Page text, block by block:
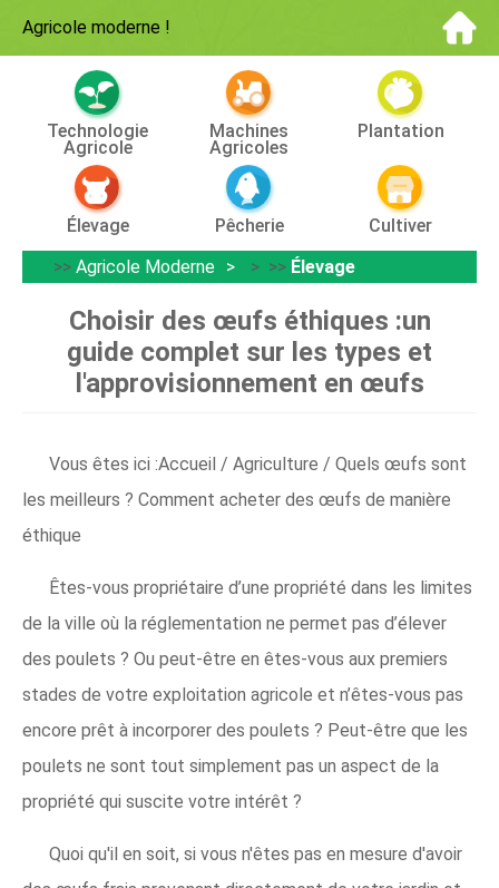
Agricole moderne !
Technologie
Agricole
Machines
Agricoles
Plantation
Élevage Pêcherie
Cultiver
>> Agricole Moderne > >> Élevage
Choisir des œufs éthiques :un
guide complet sur les types et
l'approvisionnement en œufs
Vous êtes ici :Accueil / Agriculture / Quels œufs sont
les meilleurs ? Comment acheter des œufs de manière
éthique
Êtes-vous propriétaire d’une propriété dans les limites
de la ville où la réglementation ne permet pas d’élever
des poulets ? Ou peut-être en êtes-vous aux premiers
stades de votre exploitation agricole et n’êtes-vous pas
encore prêt à incorporer des poulets ? Peut-être que les
poulets ne sont tout simplement pas un aspect de la
propriété qui suscite votre intérêt ?
Quoi qu'il en soit, si vous n'êtes pas en mesure d'avoir